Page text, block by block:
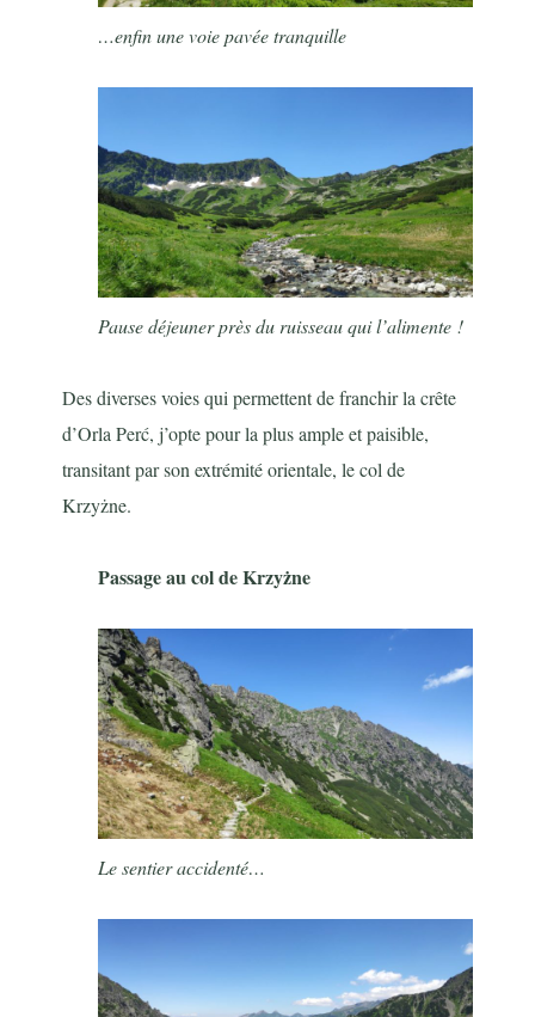
…enfin une voie pavée tranquille
Pause déjeuner près du ruisseau qui l’alimente !
Des diverses voies qui permettent de franchir la crête
d’Orla Perć, j’opte pour la plus ample et paisible,
transitant par son extrémité orientale, le col de
Krzyżne.
Passage au col de Krzyżne
Le sentier accidenté…